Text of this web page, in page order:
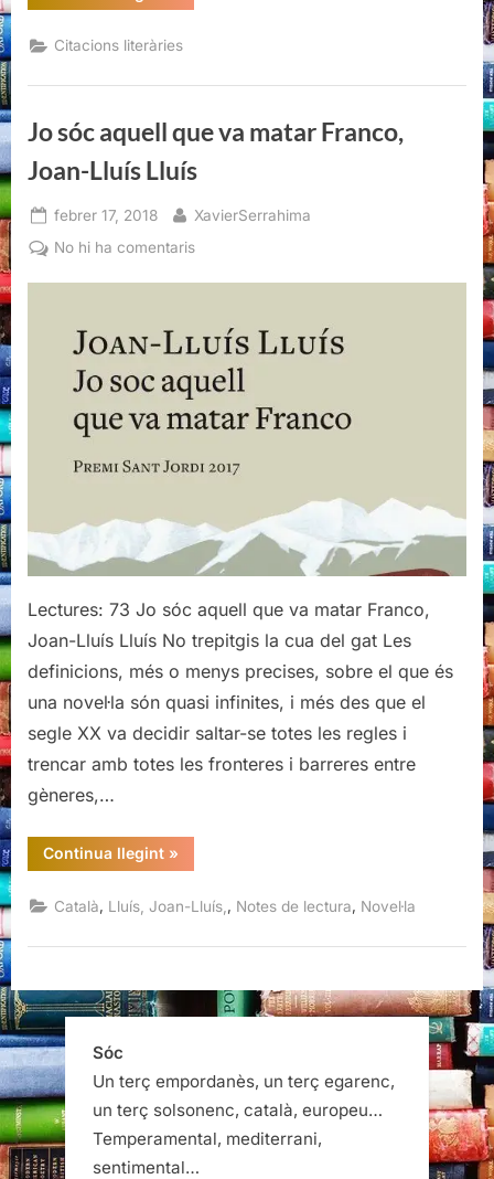
literàries
Jo
sóc
que
Franco,
de
Joan-
Lluís
Citacions literàries
Jo sóc aquell que va matar Franco,
Joan-Lluís Lluís
Posted
on
febrer 17, 2018 By
XavierSerrahima
No hi ha comentarisa
que
va
matar
Franco,
Lluís
Lectures: 73 Jo sóc aquell que va matar Franco,
Joan-Lluís Lluís No trepitgis la cua del gat Les
definicions, més o menys precises, sobre el que és
una novel·la són quasi infinites, i més des que el
segle XX va decidir saltar-se totes les regles i
trencar amb totes les fronteres i barreres entre
gèneres,…
Continua llegint“Jo
sóc
va
Franco,
Lluís”
»
Català Lluís, Joan-Lluís, Notes de lectura Novel·la
Sóc
Un terç empordanès, un terç egarenc,
un terç solsonenc, català, europeu…
Temperamental, mediterrani,
sentimental…